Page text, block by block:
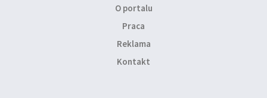
O portalu
Praca
Reklama
Kontakt